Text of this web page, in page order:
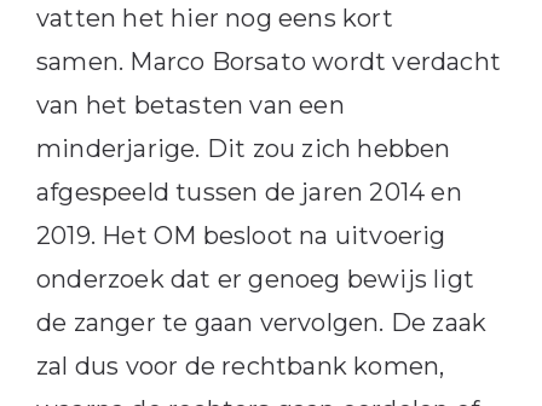
vatten het hier nog eens kort
samen. Marco Borsato wordt verdacht
van het betasten van een
minderjarige. Dit zou zich hebben
afgespeeld tussen de jaren 2014 en
2019. Het OM besloot na uitvoerig
onderzoek dat er genoeg bewijs ligt
de zanger te gaan vervolgen. De zaak
zal dus voor de rechtbank komen,